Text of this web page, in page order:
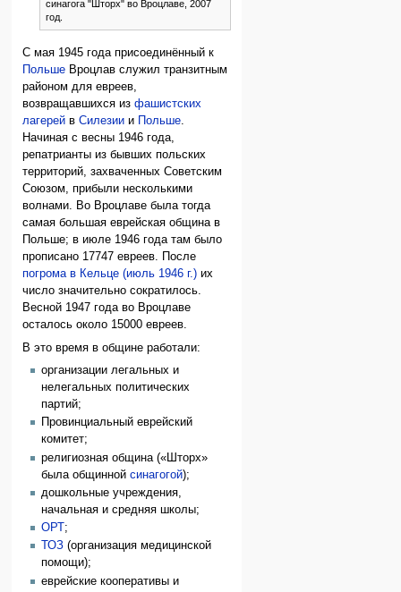
синагога "Шторх" во Вроцлаве, 2007
год.
С мая 1945 года присоединённый к
Польше Вроцлав служил транзитным
районом для евреев,
возвращавшихся изфашистских
лагерей вСилезии и Польше.
Начиная с весны 1946 года,
репатрианты из бывших польских
территорий, захваченных Советским
Союзом, прибыли несколькими
волнами. Во Вроцлаве была тогда
самая большая еврейская община в
Польше; в июле 1946 года там было
прописано 17747 евреев. После
погрома в Кельце (июль 1946 г.) их
число значительно сократилось.
Весной 1947 года во Вроцлаве
осталось около 15000 евреев.
В это время в общине работали:
организации легальных и
нелегальных политических
партий;
Провинциальный еврейский
комитет;
религиозная община («Шторх»
была общинной синагогой);
дошкольные учреждения,
начальная и средняя школы;
ОРТ ;
ТОЗ(организация медицинской
помощи);
еврейские кооперативы и